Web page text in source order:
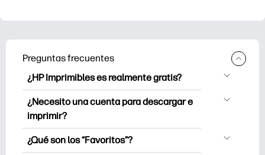
Preguntas frecuentes
¿HP Imprimibles es realmente gratis?
HP Printables ofrece más de 2.500
imprimibles gratuitos para descargar e
imprimir. Explora páginas para colorear
populares, hojas de trabajo de
¿Necesito una cuenta para descargar e
imprimir?
Puede explorar e imprimir sin crear una
cuenta. Pero iniciar sesión te ayuda a
¿Qué son los “Favoritos”?